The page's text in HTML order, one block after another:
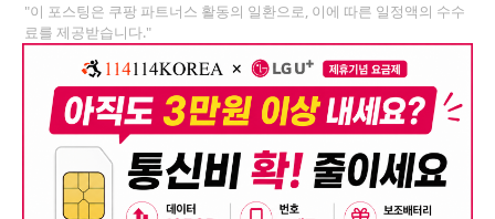
"이 포스팅은 쿠팡 파트너스 활동의 일환으로, 이에 따른 일정액의 수수
료를 제공받습니다."